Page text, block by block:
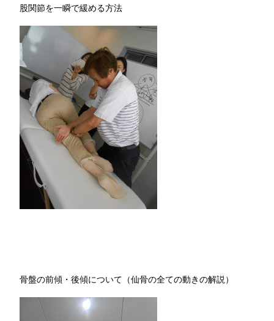
股関節を一瞬で緩める方法
骨盤の前傾・後傾について（仙骨の全ての動きの解説）